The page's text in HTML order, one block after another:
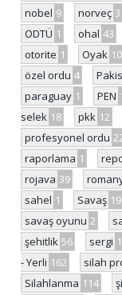
nobel 9 norveç 3
ODTÜ 1 ohal 43
otorite 1 Oyak 10
özel ordu 4
paraguay 1 PEN
selek 18 pkk 12
profesyonel ordu
raporlama 1
rojava 39
sahel 1 Savaş
savaş oyunu 2
şehitlik 56 sergi 1
- Yerli 162 silah
Silahlanma 114